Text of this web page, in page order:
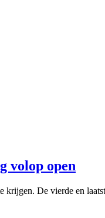
volop open
De vierde en